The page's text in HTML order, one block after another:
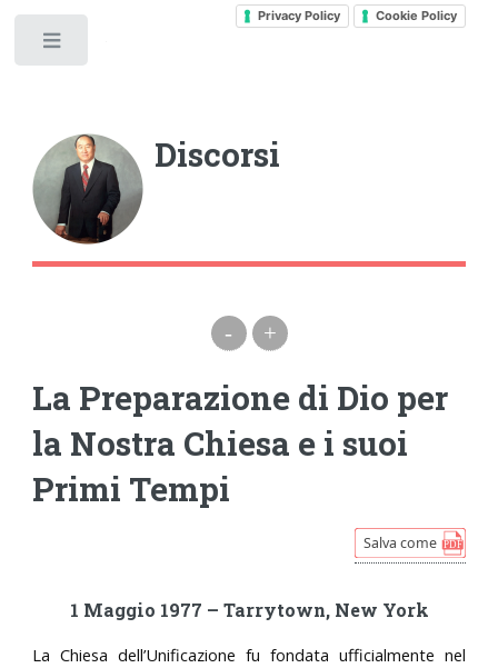
Privacy Policy Cookie Policy
Discorsi
- +
La Preparazione di Dio per
la Nostra Chiesa e i suoi
Primi Tempi
1 Maggio 1977 – Tarrytown, New York
La Chiesa dell’Unificazione fu fondata ufficialmente nel